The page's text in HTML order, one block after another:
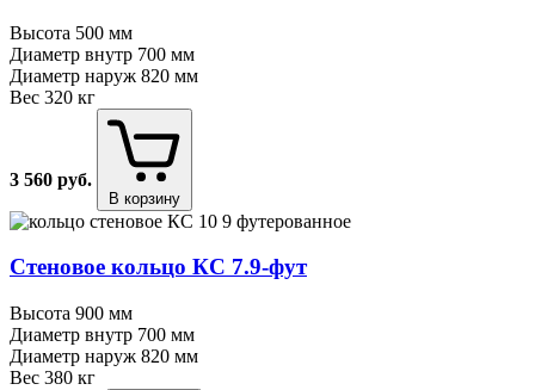
Высота 500 мм
Диаметр внутр 700 мм
Диаметр наруж 820 мм
Вес 320 кг
3 560 руб.
В корзину
Стеновое кольцо КС 7.9⁠-⁠фут
Высота 900 мм
Диаметр внутр 700 мм
Диаметр наруж 820 мм
Вес 380 кг